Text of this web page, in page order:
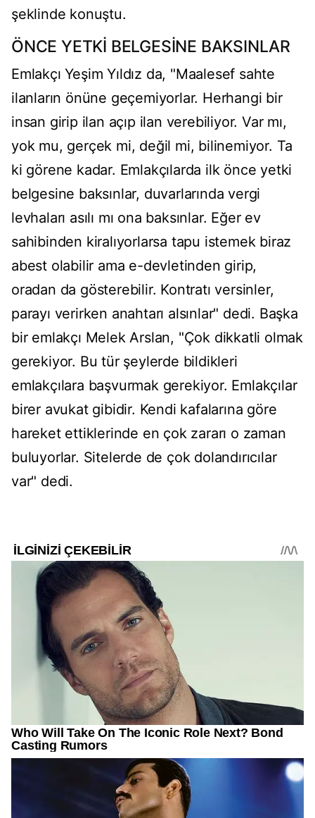
şeklinde konuştu.
ÖNCE YETKİ BELGESİNE BAKSINLAR
Emlakçı Yeşim Yıldız da, "Maalesef sahte
ilanların önüne geçemiyorlar. Herhangi bir
insan girip ilan açıp ilan verebiliyor. Var mı,
yok mu, gerçek mi, değil mi, bilinemiyor. Ta
ki görene kadar. Emlakçılarda ilk önce yetki
belgesine baksınlar, duvarlarında vergi
levhaları asılı mı ona baksınlar. Eğer ev
sahibinden kiralıyorlarsa tapu istemek biraz
abest olabilir ama e-devletinden girip,
oradan da gösterebilir. Kontratı versinler,
parayı verirken anahtarı alsınlar" dedi. Başka
bir emlakçı Melek Arslan, "Çok dikkatli olmak
gerekiyor. Bu tür şeylerde bildikleri
emlakçılara başvurmak gerekiyor. Emlakçılar
birer avukat gibidir. Kendi kafalarına göre
hareket ettiklerinde en çok zararı o zaman
buluyorlar. Sitelerde de çok dolandırıcılar
var" dedi.